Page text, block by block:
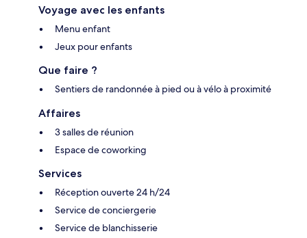
Voyage avec les enfants
Menu enfant
Jeux pour enfants
Que faire ?
Sentiers de randonnée à pied ou à vélo à proximité
Affaires
3 salles de réunion
Espace de coworking
Services
Réception ouverte 24 h/24
Service de conciergerie
Service de blanchisserie